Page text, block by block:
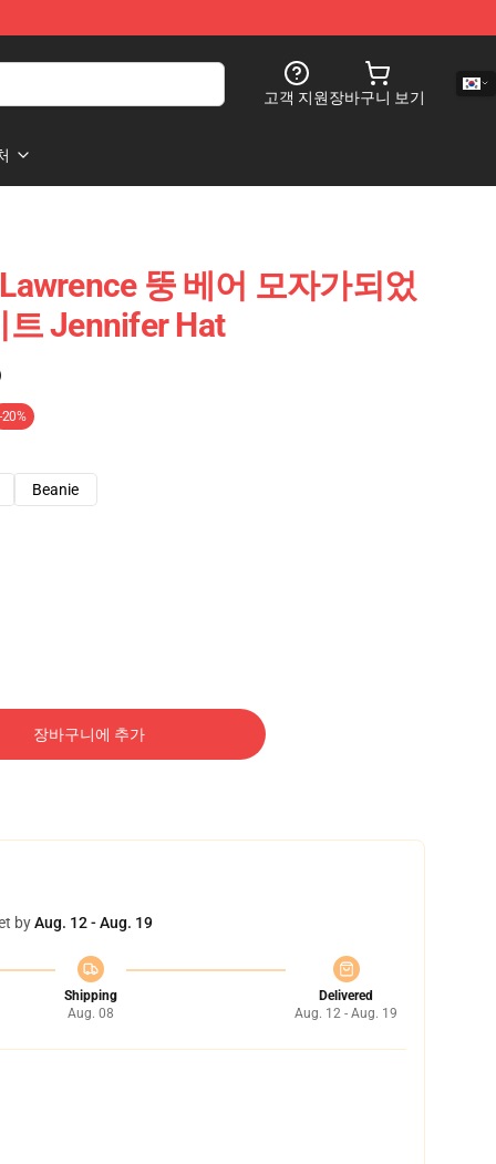
고객 지원장바구니 보기
뚱 베어 모자가되었
트 Jennifer Hat
-20%
Beanie
장바구니에 추가
byAug. 12 - Aug. 19
Shipping
Aug. 08
Delivered
Aug. 12 - Aug. 19